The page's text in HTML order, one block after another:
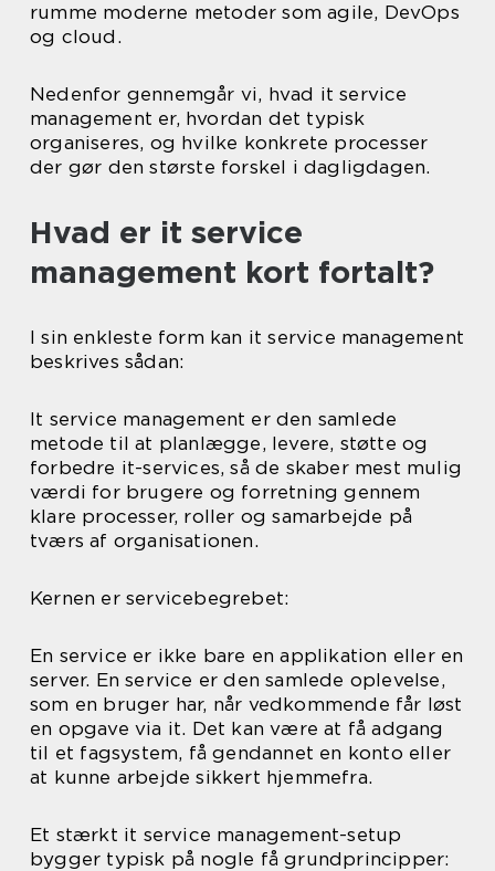
rumme moderne metoder som agile, DevOps
og cloud.
Nedenfor gennemgår vi, hvad it service
management er, hvordan det typisk
organiseres, og hvilke konkrete processer
der gør den største forskel i dagligdagen.
Hvad er it service
management kort fortalt?
I sin enkleste form kan it service management
beskrives sådan:
It service management er den samlede
metode til at planlægge, levere, støtte og
forbedre it-services, så de skaber mest mulig
værdi for brugere og forretning gennem
klare processer, roller og samarbejde på
tværs af organisationen.
Kernen er servicebegrebet:
En service er ikke bare en applikation eller en
server. En service er den samlede oplevelse,
som en bruger har, når vedkommende får løst
en opgave via it. Det kan være at få adgang
til et fagsystem, få gendannet en konto eller
at kunne arbejde sikkert hjemmefra.
Et stærkt it service management-setup
bygger typisk på nogle få grundprincipper: